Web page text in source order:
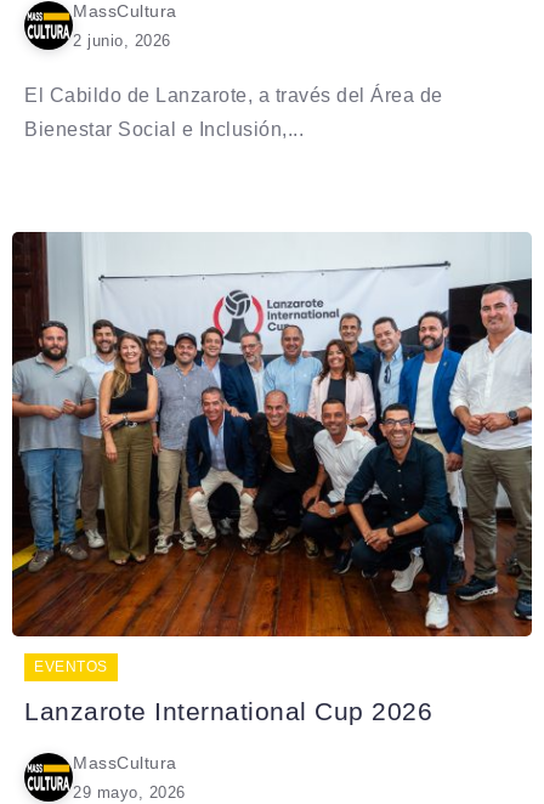
MassCultura
2 junio, 2026
El Cabildo de Lanzarote, a través del Área de
Bienestar Social e Inclusión,...
EVENTOS
Lanzarote International Cup 2026
MassCultura
29 mayo, 2026